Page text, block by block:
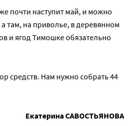
почти наступит май, и можно
а там, на приволье, в деревянном
и ягод Тимошке обязательно
средств. Нам нужно собрать 44
Екатерина САВОСТЬЯНОВА